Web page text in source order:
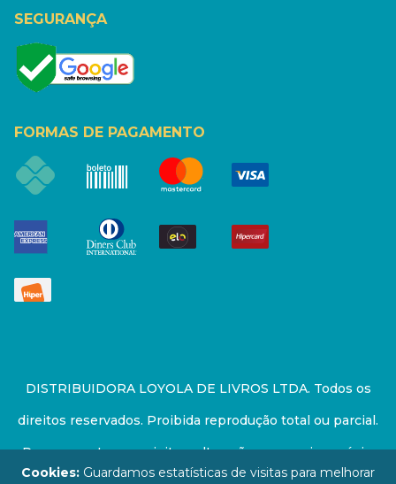
SEGURANÇA
FORMAS DE PAGAMENTO
DISTRIBUIDORA LOYOLA DE LIVROS LTDA. Todos os
direitos reservados. Proibida reprodução total ou parcial.
Preços e estoque sujeito a alterações sem aviso prévio.
Cookies: Guardamos estatísticas de visitas para melhorar